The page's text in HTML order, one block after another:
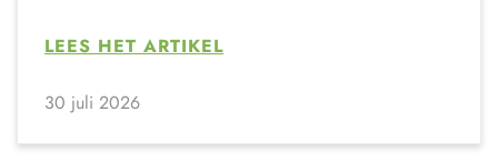
LEES HET ARTIKEL
30 juli 2026